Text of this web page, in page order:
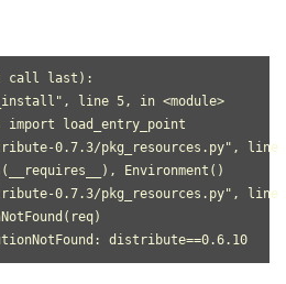
call last):
line 5, in <module>
import load_entry_point
0.7.3/pkg_resources.py", line
Environment()
0.7.3/pkg_resources.py", line
distribute==0.6.10